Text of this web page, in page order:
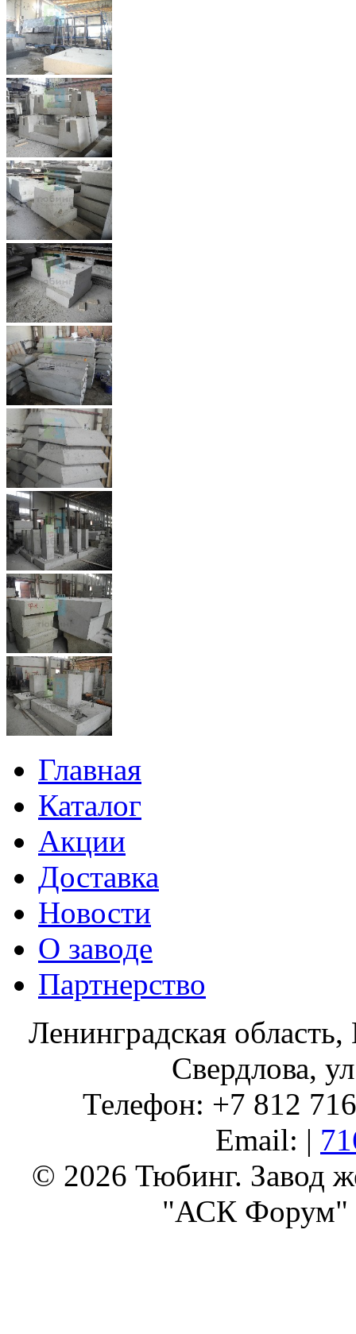
Главная
Каталог
Акции
Доставка
Новости
О заводе
Партнерство
Ленинградская
Свердлова,
Телефон: +7 812
Email: |
© 2026 Тюбинг. Завод
"АСК Форум"